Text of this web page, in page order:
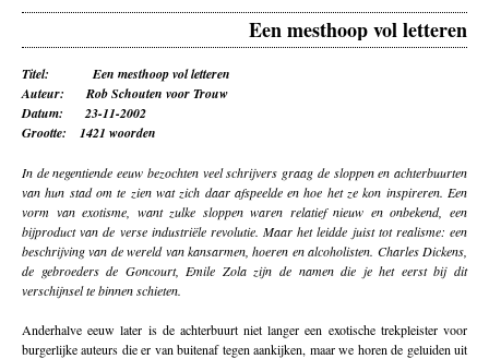
Een mesthoop vol letteren
Titel: Een mesthoop vol letteren
Auteur: Rob Schouten voor Trouw
Datum: 23-11-2002
Grootte: 1421 woorden
In de negentiende eeuw bezochten veel schrijvers graag de sloppen en achterbuurten
van hun stad om te zien wat zich daar afspeelde en hoe het ze kon inspireren. Een
vorm van exotisme, want zulke sloppen waren relatief nieuw en onbekend, een
bijproduct van de verse industriële revolutie. Maar het leidde juist tot realisme: een
beschrijving van de wereld van kansarmen, hoeren en alcoholisten. Charles Dickens,
de gebroeders de Goncourt, Emile Zola zijn de namen die je het eerst bij dit
verschijnsel te binnen schieten.
Anderhalve eeuw later is de achterbuurt niet langer een exotische trekpleister voor
burgerlijke auteurs die er van buitenaf tegen aankijken, maar we horen de geluiden uit